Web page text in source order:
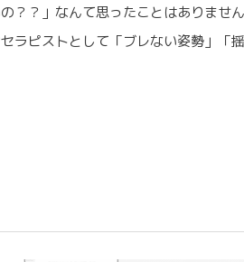
？」なんて思ったことはありませ
ピストとして「ブレない姿勢」「